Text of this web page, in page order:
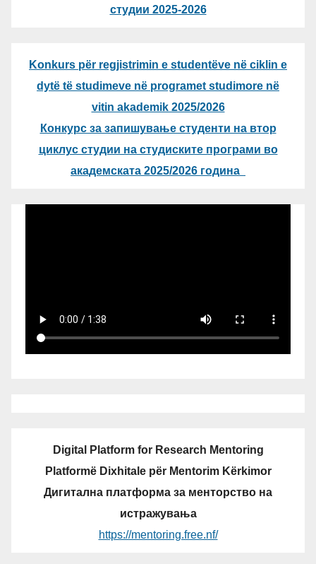
студии 2025-2026
Konkurs për regjistrimin e studentëve në ciklin e
dytë të studimeve në programet studimore në
vitin akademik 2025/2026
Конкурс за запишување студенти на втор
циклус студии на студиските програми во
академската 2025/2026 година
Digital Platform for Research Mentoring
Platformë Dixhitale për Mentorim Kërkimor
Дигитална платформа за менторство на
истражувања
https://mentoring.free.nf/